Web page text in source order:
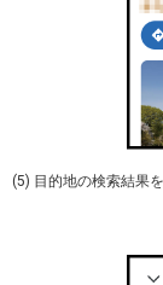
(5) 目的地の検索結果